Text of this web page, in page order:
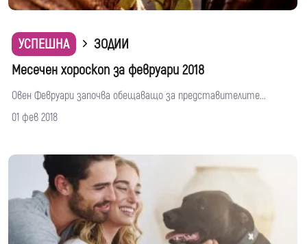
УСПЕШНА
ЗОДИИ
Месечен хороскоп за февруари 2018
Овен Февруари започва обещаващо за представителите...
01 фев 2018